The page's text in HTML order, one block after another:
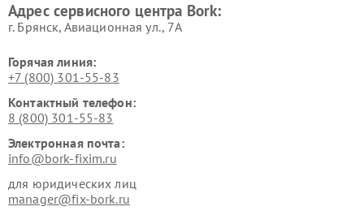
Bork
Bork
Адрес сервисного центра Bork:
г. Брянск, Авиационная ул., 7А
Горячая линия:
+7 (800) 301-55-83
Контактный телефон:
8 (800) 301-55-83
Электронная почта:
info@bork-fixim.ru
для юридических лиц
manager@fix-bork.ru